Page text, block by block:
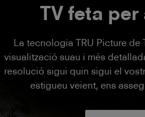
TV feta per
La tecnologia TRU Picture
visualització suau i més
resolució sigui quin sigui el
estigueu veient, ens